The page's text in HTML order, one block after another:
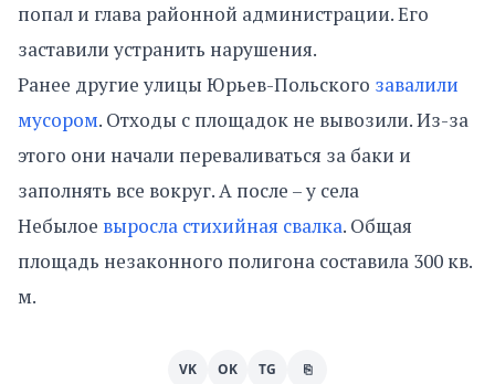
попал и глава районной администрации. Его
заставили устранить нарушения.
Ранее другие улицы Юрьев-Польского завалили
мусором. Отходы с площадок не вывозили. Из-за
этого они начали переваливаться за баки и
заполнять все вокруг. А после – у села
Небылое выросла стихийная свалка. Общая
площадь незаконного полигона составила 300 кв.
м.
VK OK TG ⎘